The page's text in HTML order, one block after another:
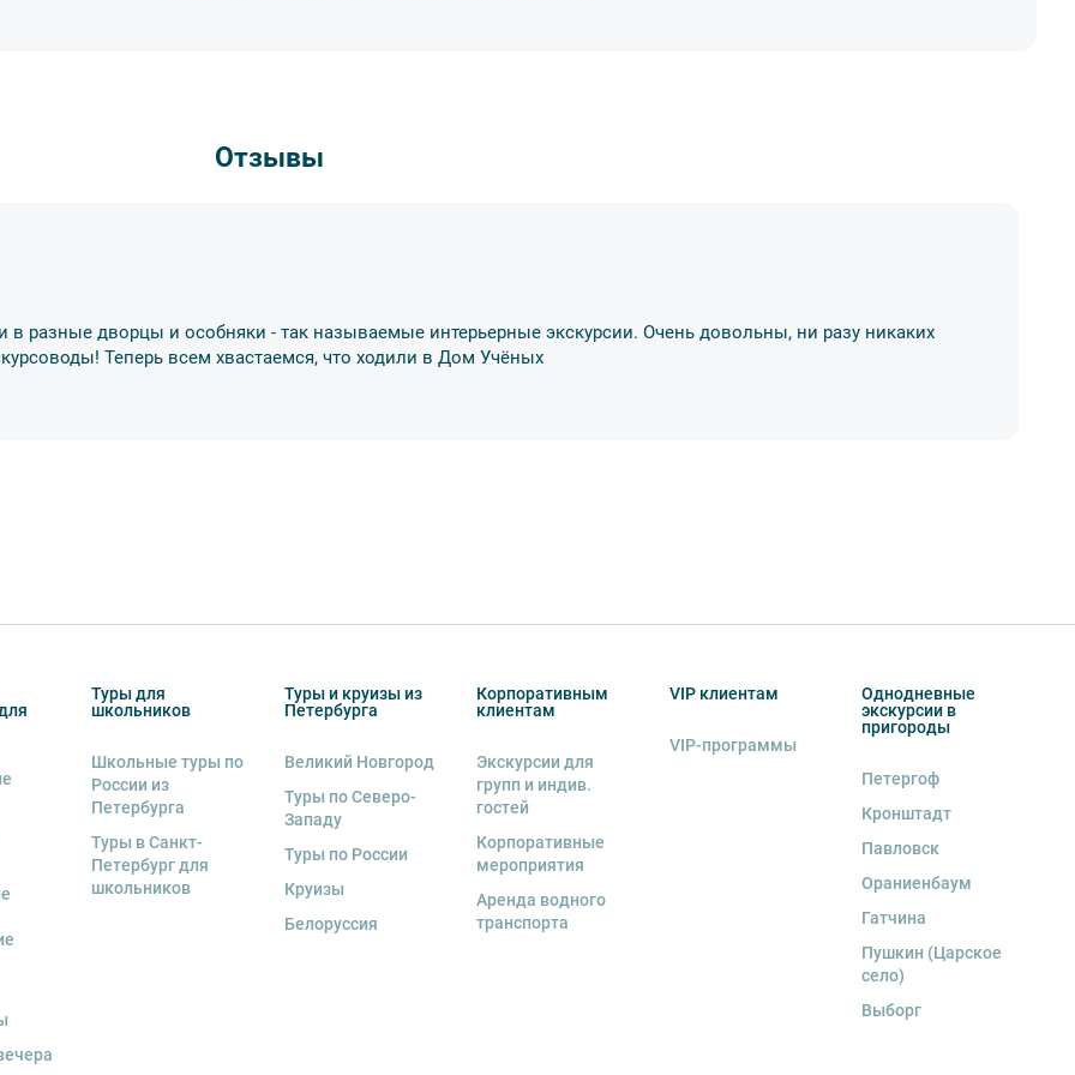
правила поведения на экскурсии.
возрастное ограничение6+. Данное
мажорными обстоятельствами; а также,
экскурсионного объекта. В случае
клиенту в полном объеме.
, представляется микроавтобус.
аудиооборудование. Ответственность
программы возлагается на
обязан возместить полную
каждого участника необходимо
паспорта
Отзывы
в разные дворцы и особняки - так называемые интерьерные экскурсии. Очень довольны, ни разу никаких
Теперь всем хвастаемся, что ходили в Дом Учёных
Туры для
школьников
Школьные туры по
России из
Петербурга
Туры в Санкт-
Петербург для
школьников
Туры и круизы из
Петербурга
Великий Новгород
Туры по Северо-
Западу
Туры по России
Круизы
Белоруссия
Корпоративным
клиентам
Экскурсии для
групп и индив.
гостей
Корпоративные
мероприятия
Аренда водного
транспорта
VIP клиентам
VIP-программы
Однодневные
экскурсии в
пригороды
Петергоф
Кронштадт
Павловск
Ораниенбаум
Гатчина
Пушкин (Царское
село)
Выборг